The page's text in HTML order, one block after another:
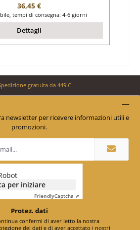
Prezzo normale:
36,45 €
tempi di consegna: 4-6 giorni
Dettagli
gratuita da 449 €
newsletter per ricevere informazioni utili e
promozioni.
per iniziare
FriendlyCaptcha ⇗
Protez. dati
dei dati